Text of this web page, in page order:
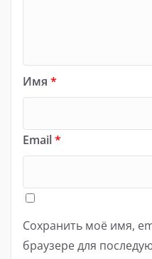
Имя *
Email*
Сохранить моё имя,
браузере для